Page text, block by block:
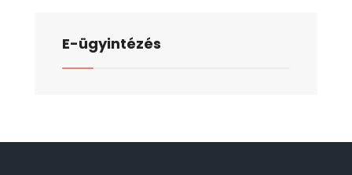
E-ügyintézés